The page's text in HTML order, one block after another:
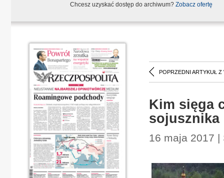
Chcesz uzyskać dostęp do archiwum? Zobacz ofertę
POPRZEDNI ARTYKUŁ Z
Kim sięga
sojusznika
16 maja 2017 |